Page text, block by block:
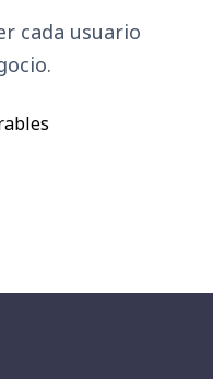
cada usuario